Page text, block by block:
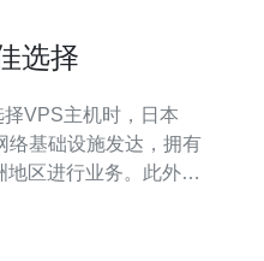
选择
络基础设施发达，拥有
区进行业务。此外，